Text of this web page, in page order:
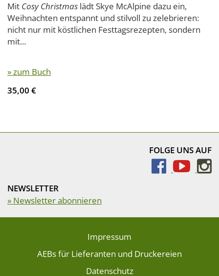
Mit Cosy Christmas lädt Skye McAlpine dazu ein,
Weihnachten entspannt und stilvoll zu zelebrieren:
nicht nur mit köstlichen Festtagsrezepten, sondern
mit...
» zum Buch
35,00 €
FOLGE UNS AUF
NEWSLETTER
» Newsletter abonnieren
Impressum
AEBs für Lieferanten und Druckereien
Datenschutz